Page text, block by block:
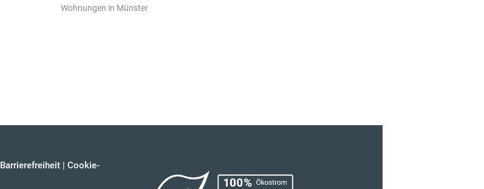
Wohnungen in Münster
Barrierefreiheit | Cookie-